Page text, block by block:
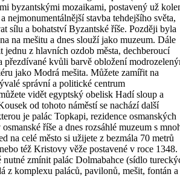
byzantskými mozaikami, postavený už
nejmonumentálnější stavba tehdejšího světa,
sílu a bohatství Byzantské říše. Později byla
na mešitu a dnes slouží jako muzeum. Dále
jednu z hlavních ozdob města, dechberoucí
přezdívané kvůli barvě obložení
jako Modrá mešita. Můžete zamířit na
správní a politické centrum
vidět egyptský obelisk Hadí sloup a
od tohoto náměstí se nachází další
je palác Topkapi, rezidence osmanských
říše a dnes rozsáhlé muzeum s
na celé město si užijete z bezmála 70 metrů
též Kristovy věže postavené v roce
nutné zmínit palác Dolmabahce (sídlo
z komplexu paláců, pavilonů, mešit, fontán a